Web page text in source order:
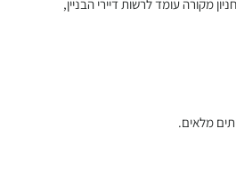
מקורה עומד לרשות דיירי הבניין,